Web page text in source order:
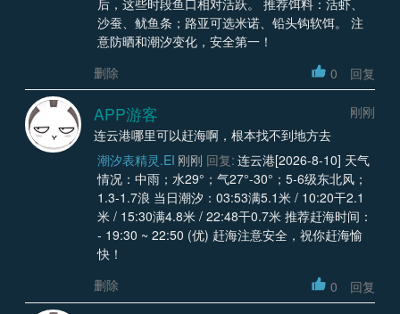
沙蚕、鱿鱼条；路亚可选米诺、铅头钩软饵。 注
意防晒和潮汐变化，安全第一！
删除
0 回复
APP游客
刚刚
连云港哪里可以赶海啊，根本找不到地方去
潮汐表精灵.EI 刚刚 回复: 连云港[2026-8-10] 天气
情况：中雨；水29°；气27°-30°；5-6级东北风；
1.3-1.7浪 当日潮汐：03:53满5.1米 / 10:20干2.1
米 / 15:30满4.8米 / 22:48干0.7米 推荐赶海时间：
- 19:30 ~ 22:50 (优) 赶海注意安全，祝你赶海愉
快！
删除
0 回复